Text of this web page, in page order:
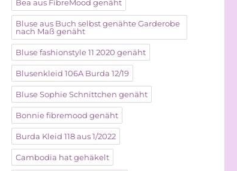
Bea aus FibreMood genäht
Bluse aus Buch selbst genähte Garderobe
nach Maß genäht
Bluse fashionstyle 11 2020 genäht
Blusenkleid 106A Burda 12/19
Bluse Sophie Schnittchen genäht
Bonnie fibremood genäht
Burda Kleid 118 aus 1/2022
Cambodia hat gehäkelt